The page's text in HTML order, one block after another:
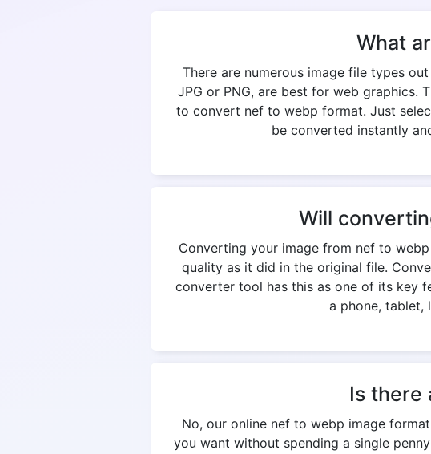
What
There are numerous image file types
JPG or PNG, are best for web graphics.
to convert nef to webp format. Just
be converted instantly
Will
Converting your image from nef to
quality as it did in the original file.
converter tool has this as one of its key
a phone, tablet,
Is there
No, our online nef to webp image
you want without spending a single